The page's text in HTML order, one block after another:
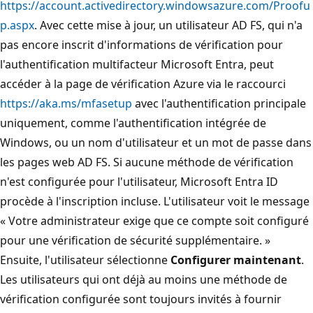
https://account.activedirectory.windowsazure.com/Proofu
p.aspx. Avec cette mise à jour, un utilisateur AD FS, qui n'a
pas encore inscrit d'informations de vérification pour
l'authentification multifacteur Microsoft Entra, peut
accéder à la page de vérification Azure via le raccourci
https://aka.ms/mfasetup avec l'authentification principale
uniquement, comme l'authentification intégrée de
Windows, ou un nom d'utilisateur et un mot de passe dans
les pages web AD FS. Si aucune méthode de vérification
n'est configurée pour l'utilisateur, Microsoft Entra ID
procède à l'inscription incluse. L'utilisateur voit le message
« Votre administrateur exige que ce compte soit configuré
pour une vérification de sécurité supplémentaire. »
Ensuite, l'utilisateur sélectionne Configurer maintenant.
Les utilisateurs qui ont déjà au moins une méthode de
vérification configurée sont toujours invités à fournir